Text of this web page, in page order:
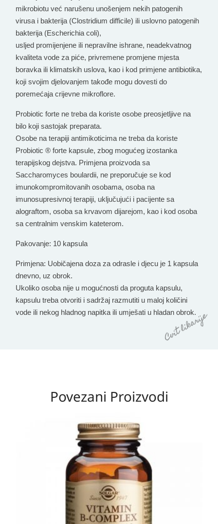
mikrobiotu već narušenu unošenjem nekih patogenih
virusa i bakterija (Clostridium difficile) ili uslovno patogenih
bakterija (Escherichia coli),
usljed promijenjene ili nepravilne ishrane, neadekvatnog
kvaliteta vode za piće, privremene promjene mjesta
boravka ili klimatskih uslova, kao i kod primjene antibiotika,
koji svojim djelovanjem takođe mogu dovesti do
poremećaja crijevne mikroflore.
Probiotic forte ne treba da koriste osobe preosjetljive na
bilo koji sastojak preparata.
Osobe na terapiji antimikoticima ne treba da koriste
Probiotic ® forte kapsule, zbog mogućeg izostanka
terapijskog dejstva. Primjena proizvoda sa
Saccharomyces boulardii, ne preporučuje se kod
imunokompromitovanih osobama, osoba na
imunosupresivnoj terapiji, uključujući i pacijente sa
alograftom, osoba sa krvavom dijarejom, kao i kod osoba
sa centralnim venskim kateterom.
Pakovanje: 10 kapsula
Primjena: Uobičajena doza za odrasle i djecu je 1 kapsula
dnevno, uz obrok.
Ukoliko osoba nije u mogućnosti da proguta kapsulu,
kapsulu treba otvoriti i sadržaj razmutiti u maloj količini
vode ili nekog hladnog napitka ili umješati u hladan obrok.
Povezani Proizvodi